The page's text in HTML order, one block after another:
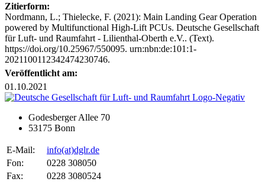
Zitierform:
Nordmann, L.; Thielecke, F. (2021): Main Landing Gear Operation
powered by Multifunctional High-Lift PCUs. Deutsche Gesellschaft
für Luft- und Raumfahrt - Lilienthal-Oberth e.V.. (Text).
https://doi.org/10.25967/550095. urn:nbn:de:101:1-
2021100112342474230746.
Veröffentlicht am:
01.10.2021
Godesberger Allee 70
53175 Bonn
E-Mail: info(at)dglr.de
Fon:
0228 308050
Fax:
0228 3080524